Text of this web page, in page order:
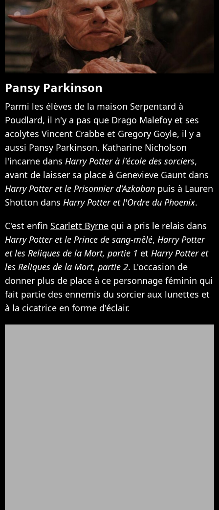
Pansy Parkinson
Parmi les élèves de la maison Serpentard à
Poudlard, il n'y a pas que Drago Malefoy et ses
acolytes Vincent Crabbe et Gregory Goyle, il y a
aussi Pansy Parkinson. Katharine Nicholson
l'incarne dans Harry Potter à l'école des sorciers,
avant de laisser sa place à Genevieve Gaunt dans
Harry Potter et le Prisonnier d'Azkaban puis à Lauren
Shotton dans Harry Potter et l'Ordre du Phoenix.
C'est enfin Scarlett Byrne qui a pris le relais dans
Harry Potter et le Prince de sang-mêlé, Harry Potter
et les Reliques de la Mort, partie 1 et Harry Potter et
les Reliques de la Mort, partie 2. L'occasion de
donner plus de place à ce personnage féminin qui
fait partie des ennemis du sorcier aux lunettes et
à la cicatrice en forme d'éclair.